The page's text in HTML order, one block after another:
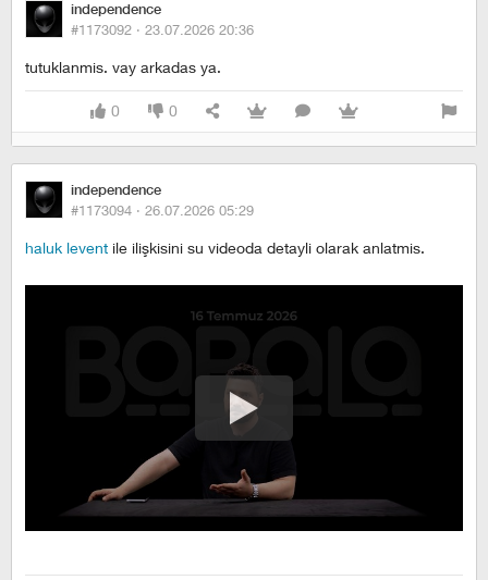
independence
#1173092 · 23.07.2026 20:36
tutuklanmis. vay arkadas ya.
0 0
independence
#1173094 · 26.07.2026 05:29
haluk levent ile ilişkisini su videoda detayli olarak anlatmis.